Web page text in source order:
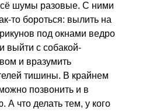
шумы разовые. С ними
то бороться: вылить на
под окнами ведро
выйти с собакой-
и вразумить
тишины. В крайнем
позвонить и в
А что делать тем, у кого